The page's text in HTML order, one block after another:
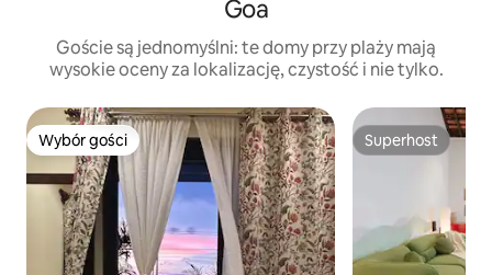
Goa
Goście są jednomyślni: te domy przy plaży mają
wysokie oceny za lokalizację, czystość i nie tylko.
Wybór gości
Wybór gości Superhost
Superhost